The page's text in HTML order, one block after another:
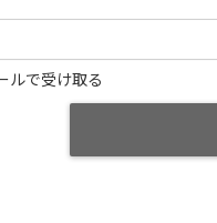
ルで受け取る